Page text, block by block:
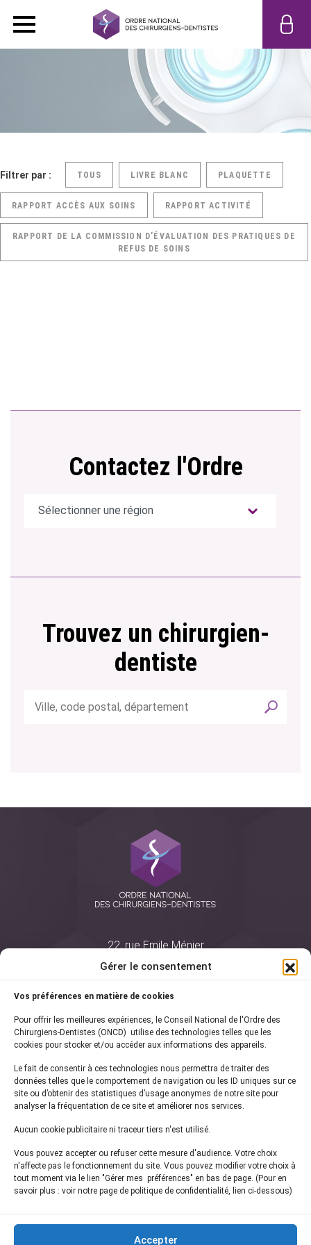
Gérer le consentement
Vos préférences en matière de cookies
Pour offrir les meilleures expériences, le Conseil National de l'Ordre des
Chirurgiens-Dentistes (ONCD) utilise des technologies telles que les
cookies pour stocker et/ou accéder aux informations des appareils.
Le fait de consentir à ces technologies nous permettra de traiter des
données telles que le comportement de navigation ou les ID uniques sur ce
site ou d’obtenir des statistiques d’usage anonymes de notre site pour
analyser la fréquentation de ce site et améliorer nos services.
Aucun cookie publicitaire ni traceur tiers n'est utilisé.
Vous pouvez accepter ou refuser cette mesure d'audience. Votre choix
n'affecte pas le fonctionnement du site. Vous pouvez modifier votre choix à
tout moment via le lien "Gérer mes préférences" en bas de page. (Pour en
savoir plus : voir notre page de politique de confidentialité, lien ci-dessous)
Accepter
Filtrer par : TOUS LIVRE BLANC PLAQUETTE
RAPPORT ACCÈS AUX SOINS RAPPORT ACTIVITÉ
RAPPORT DE LA COMMISSION D’ÉVALUATION DES PRATIQUES DE
REFUS DE SOINS
Contactez l'Ordre
Trouvez un chirurgien-
dentiste
22, rue Emile Ménier
75761 Paris Cedex 16
01 44 34 78 80
courrier@oncd.org
Actualités
Presse
Informations légales
Plan du site
Inscrivez-vous à notrenewsletter